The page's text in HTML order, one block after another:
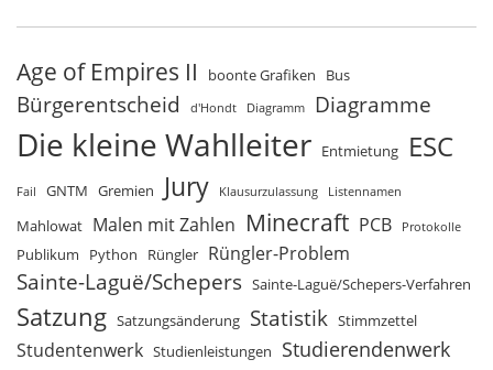
Age of Empires II boonte Grafiken Bus
Bürgerentscheid d'Hondt Diagramm Diagramme
Die kleine Wahlleiter Entmietung ESC
Fail GNTM Gremien Jury Klausurzulassung Listennamen
Mahlowat Malen mit Zahlen Minecraft PCB Protokolle
Publikum Python Rüngler Rüngler-Problem
Sainte-Laguë/Schepers Sainte-Laguë/Schepers-Verfahren
Satzung Satzungsänderung Statistik Stimmzettel
Studentenwerk Studienleistungen Studierendenwerk